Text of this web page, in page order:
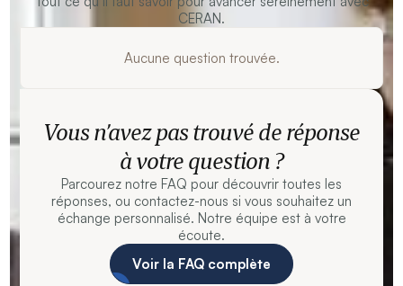
CERAN.
Aucune question trouvée.
Vous n’avez pas trouvé de réponse
à votre question ?
Parcourez notre FAQ pour découvrir toutes les
réponses, ou contactez-nous si vous souhaitez un
échange personnalisé. Notre équipe est à votre
écoute.
Voir la FAQ complète